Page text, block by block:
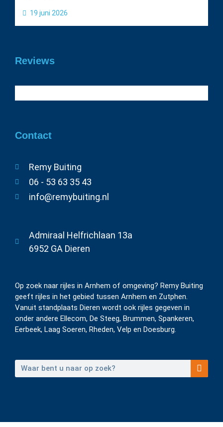
19 juni 2026
Reviews
Contact
Remy Buiting
06 - 53 63 35 43
info@remybuiting.nl
Admiraal Helfrichlaan 13a
6952 GA Dieren
Op zoek naar rijles in Arnhem of omgeving? Remy Buiting
geeft rijles in het gebied tussen Arnhem en Zutphen.
Vanuit standplaats Dieren wordt ook rijles gegeven in
onder andere Ellecom, De Steeg, Brummen, Spankeren,
Eerbeek, Laag Soeren, Rheden, Velp en Doesburg.